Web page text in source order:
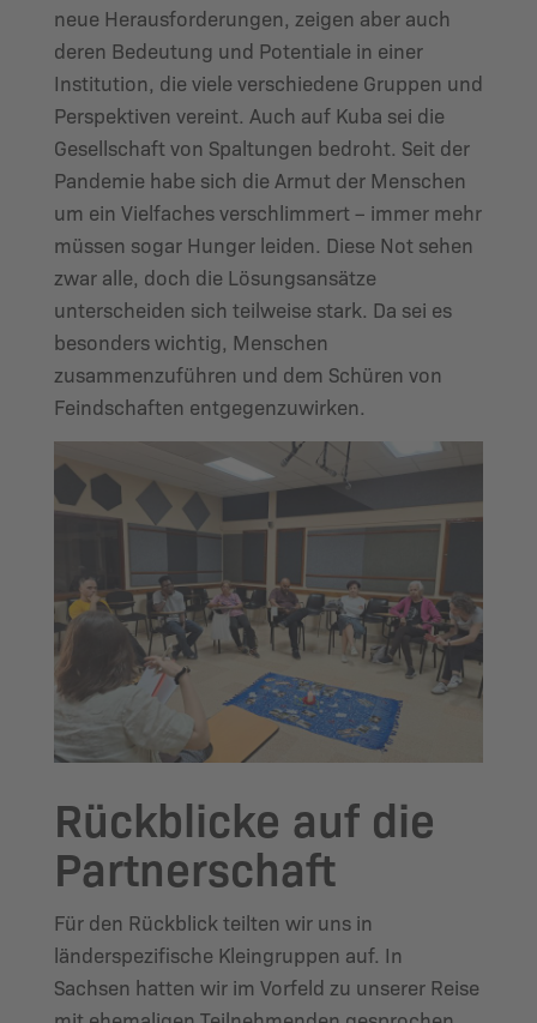
neue Herausforderungen, zeigen aber auch
deren Bedeutung und Potentiale in einer
Institution, die viele verschiedene Gruppen und
Perspektiven vereint. Auch auf Kuba sei die
Gesellschaft von Spaltungen bedroht. Seit der
Pandemie habe sich die Armut der Menschen
um ein Vielfaches verschlimmert – immer mehr
müssen sogar Hunger leiden. Diese Not sehen
zwar alle, doch die Lösungsansätze
unterscheiden sich teilweise stark. Da sei es
besonders wichtig, Menschen
zusammenzuführen und dem Schüren von
Feindschaften entgegenzuwirken.
Rückblicke auf die
Partnerschaft
Für den Rückblick teilten wir uns in
länderspezifische Kleingruppen auf. In
Sachsen hatten wir im Vorfeld zu unserer Reise